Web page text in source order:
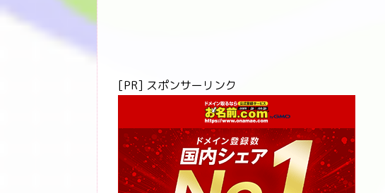
[PR] スポンサーリンク